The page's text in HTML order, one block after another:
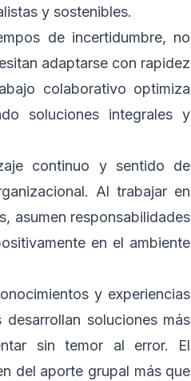
y sostenibles.
de incertidumbre, no
adaptarse con rapidez
colaborativo optimiza
soluciones integrales y
continuo y sentido de
Al trabajar en
asumen responsabilidades
en el ambiente
y experiencias
soluciones más
sin temor al error. El
del aporte grupal más que